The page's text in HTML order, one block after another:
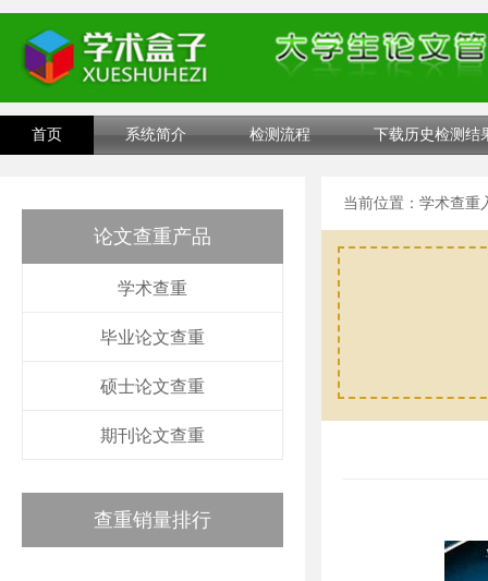
首页 系统简介 检测流程 下载历史检测结
论文查重产品
学术查重
毕业论文查重
硕士论文查重
期刊论文查重
查重销量排行
当前位置： 学术查重